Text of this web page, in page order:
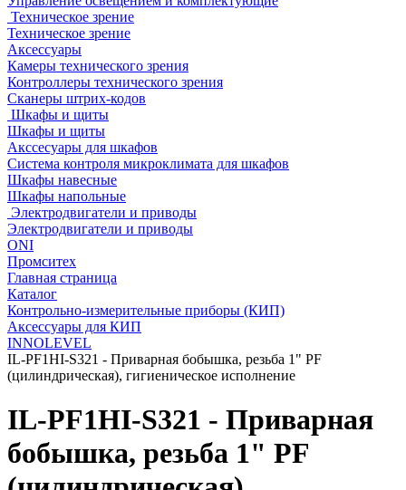
Техническое зрение
Техническое зрение
Аксессуары
Камеры технического зрения
Контроллеры технического зрения
Сканеры штрих-кодов
Шкафы и щиты
Шкафы и щиты
Акссесуары для шкафов
Система контроля микроклимата для шкафов
Шкафы навесные
Шкафы напольные
Электродвигатели и приводы
Электродвигатели и приводы
ONI
Промситех
Главная страница
Каталог
Контрольно-измерительные приборы (КИП)
Аксессуары для КИП
INNOLEVEL
IL-PF1HI-S321 - Приварная бобышка, резьба 1" PF
(цилиндрическая), гигиеническое исполнение
IL-PF1HI-S321 - Приварная
бобышка, резьба 1" PF